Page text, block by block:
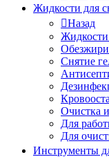
Жидкости для
Назад
Жидкости
Снятие
Очистка
Для
Для
Инструменты